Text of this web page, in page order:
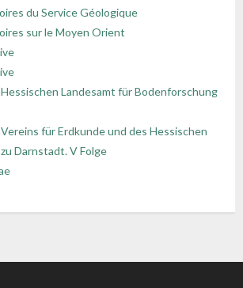
du Service Géologique
sur le Moyen Orient
Landesamt für Bodenforschung
für Erdkunde und des Hessischen
Darnstadt. V Folge